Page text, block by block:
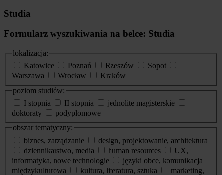
Studia
Formularz wyszukiwania na belce: Studia
lokalizacja:
Katowice
Poznań Rzeszów
Sopot
Warszawa
Wrocław
Kraków
poziom studiów:
I stopnia
II stopnia
jednolite magisterskie
doktoraty
podyplomowe
obszar tematyczny:
biznes, zarządzanie
design, projektowanie, architektura
dziennikarstwo, media
human resources
UX,
informatyka, nowe technologie
języki obce, komunikacja
międzykulturowa
kultura, literatura, sztuka
marketing,